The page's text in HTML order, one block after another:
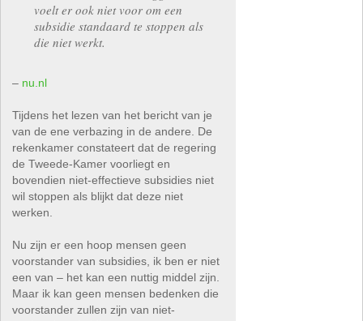
voelt er ook niet voor om een
subsidie standaard te stoppen als
die niet werkt.
– nu.nl
Tijdens het lezen van het bericht van je
van de ene verbazing in de andere. De
rekenkamer constateert dat de regering
de Tweede-Kamer voorliegt en
bovendien niet-effectieve subsidies niet
wil stoppen als blijkt dat deze niet
werken.
Nu zijn er een hoop mensen geen
voorstander van subsidies, ik ben er niet
een van – het kan een nuttig middel zijn.
Maar ik kan geen mensen bedenken die
voorstander zullen zijn van niet-